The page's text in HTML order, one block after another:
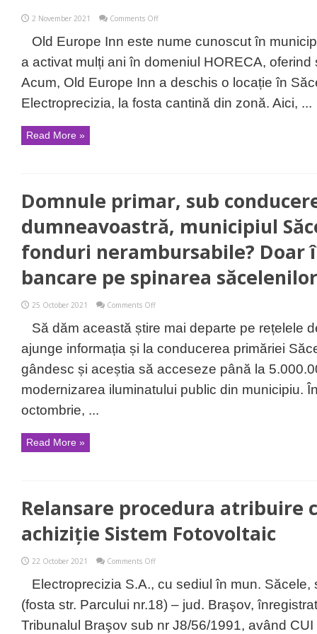
2 November 2021 Comments Offon
Europe
Inn:
Cum
arată
meniul
zilei
cea
Old Europe Inn este nume cunoscut în
a activat mulți ani în domeniul HORECA, oferind
Acum, Old Europe Inn a deschis o locație în
Electroprecizia, la fosta cantină din zonă. Aici, ...
Read More »
Domnule primar, sub
dumneavoastră, municipiul
fonduri nerambursabile?
bancare pe spinarea
25 October 2021 Comments Offon
primar,
sub
conducerea
dumneavoastră,
Săcele
nu
servește
Să dăm această știre mai departe pe rețelele
ajunge informația și la conducerea primăriei
gândesc și aceștia să acceseze până la
modernizarea iluminatului public din municipiu.
octombrie, ...
Read More »
Relansare procedura atribuire
achiziție Sistem Fotovoltaic
22 October 2021 Comments Offon
procedura
atribuire
contract
de
achiziție
Sistem
Electroprecizia S.A., cu sediul în mun. Săcele,
(fosta str. Parcului nr.18) – jud. Braşov,
Tribunalul Braşov sub nr J8/56/1991, având